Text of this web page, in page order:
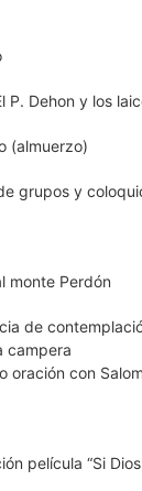
P. Dehon y los
(almuerzo)
grupos y
monte Perdón
de
campera
oración con
película “Si